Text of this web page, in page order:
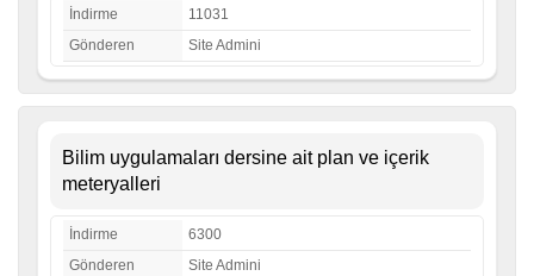
İndirme
11031
Gönderen
Site Admini
Bilim uygulamaları dersine ait plan ve içerik
meteryalleri
İndirme
6300
Gönderen
Site Admini